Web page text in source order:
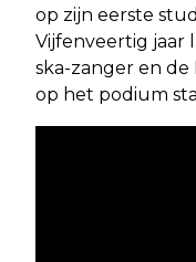
op zijn eerste
Vijfenveertig jaar
ska-zanger en
op het podium